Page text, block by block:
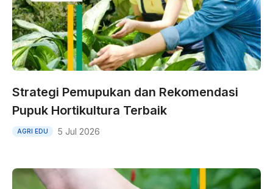
Strategi Pemupukan dan Rekomendasi
Pupuk Hortikultura Terbaik
AGRI EDU 5 Jul 2026